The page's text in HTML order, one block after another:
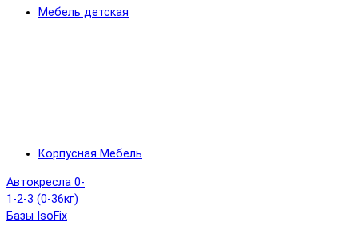
Мебель детская
Корпусная Мебель
Автокресла 0-
1-2-3 (0-36кг)
Базы IsoFix